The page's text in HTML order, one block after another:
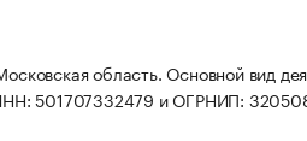
область. Основной вид
ИНН: 501707332479 и ОГРНИП: